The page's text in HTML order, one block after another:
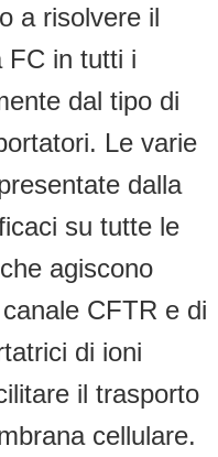
a risolvere il
FC in tutti i
dal tipo di
Le varie
dalla
su tutte le
agiscono
CFTR e di
di ioni
il trasporto
cellulare.